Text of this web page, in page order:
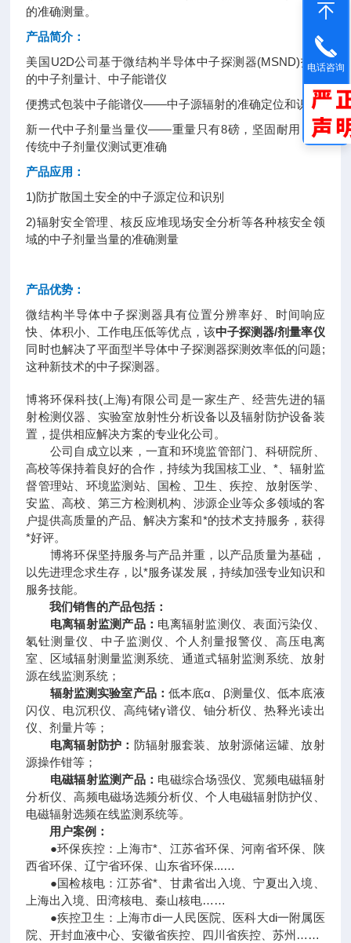
的准确测量。
产品简介：
美国U2D公司基于微结构半导体中子探测器(MSND)技术
的中子剂量计、中子能谱仪
便携式包装中子能谱仪——中子源辐射的准确定位和识别
新一代中子剂量当量仪——重量只有8磅，坚固耐用，比
传统中子剂量仪测试更准确
产品应用：
1)防扩散国土安全的中子源定位和识别
2)辐射安全管理、核反应堆现场安全分析等各种核安全领
域的中子剂量当量的准确测量
产品优势：
微结构半导体中子探测器具有位置分辨率好、时间响应
快、体积小、工作电压低等优点，该中子探测器/剂量率仪
同时也解决了平面型半导体中子探测器探测效率低的问题;
这种新技术的中子探测器。
博将环保科技(上海)有限公司是一家生产、经营先进的辐
射检测仪器、实验室放射性分析设备以及辐射防护设备装
置，提供相应解决方案的专业化公司。
公司自成立以来，一直和环境监管部门、科研院所、
高校等保持着良好的合作，持续为我国核工业、*、辐射监
督管理站、环境监测站、国检、卫生、疾控、放射医学、
安监、高校、第三方检测机构、涉源企业等众多领域的客
户提供高质量的产品、解决方案和*的技术支持服务，获得
*好评。
博将环保坚持服务与产品并重，以产品质量为基础，
以先进理念求生存，以*服务谋发展，持续加强专业知识和
服务技能。
我们销售的产品包括：
电离辐射监测产品： 电离辐射监测仪、表面污染仪、
氡钍测量仪、中子监测仪、个人剂量报警仪、高压电离
室、区域辐射测量监测系统、通道式辐射监测系统、放射
源在线监测系统；
辐射监测实验室产品： 低本底α、β测量仪、低本底液
闪仪、电沉积仪、高纯锗γ谱仪、铀分析仪、热释光读出
仪、剂量片等；
电离辐射防护： 防辐射服套装、放射源储运罐、放射
源操作钳等；
电磁辐射监测产品： 电磁综合场强仪、宽频电磁辐射
分析仪、高频电磁场选频分析仪、个人电磁辐射防护仪、
电磁辐射选频在线监测系统等。
用户案例：
●环保疾控：上海市*、江苏省环保、河南省环保、陕
西省环保、辽宁省环保、山东省环保...…
●国检核电：江苏省*、甘肃省出入境、宁夏出入境、
上海出入境、田湾核电、秦山核电……
●疾控卫生：上海市di一人民医院、医科大di一附属医
院、开封血液中心、安徽省疾控、四川省疾控、苏州……
电话咨询